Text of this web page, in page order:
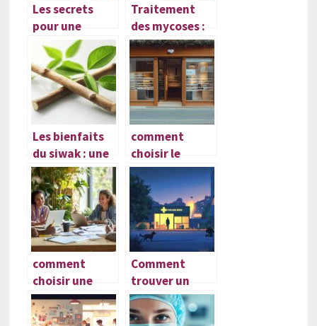
Les secrets
pour une
retraite
epanouie :
decouvrez les
avantages des
maisons de
Traitement
des mycoses :
solutions
naturelles et
préventives
pour une
guérison
efficace
Les bienfaits
du siwak : une
alternative
écologique
pour une santé
bucco-dentaire
parfaite
comment
choisir le
meilleur
opticien à
reims pour vos
besoins visuels
comment
choisir une
mutuelle santé
adaptée à vos
Comment
trouver un
service
vétérinaire